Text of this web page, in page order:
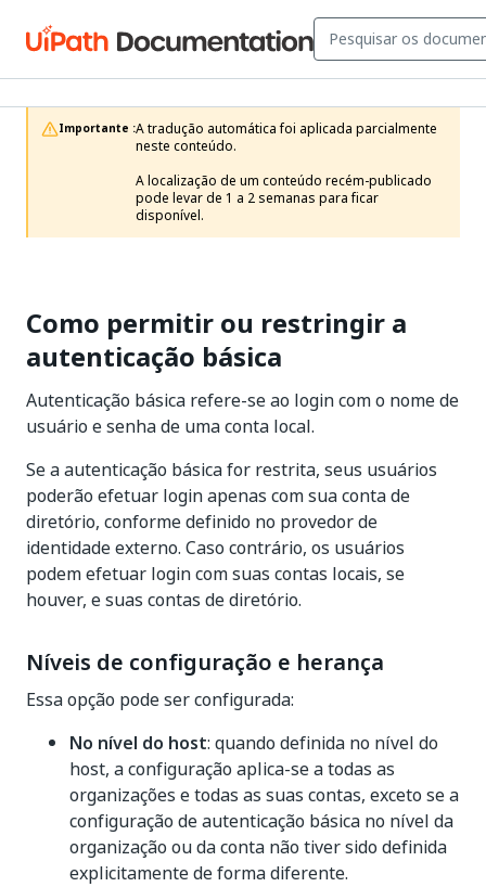
Importante :A tradução automática foi aplicada parcialmente
neste conteúdo.
A localização de um conteúdo recém-publicado
pode levar de 1 a 2 semanas para ficar
disponível.
Como permitir ou restringir a
autenticação básica
Autenticação básica refere-se ao login com o nome de
usuário e senha de uma conta local.
Se a autenticação básica for restrita, seus usuários
poderão efetuar login apenas com sua conta de
diretório, conforme definido no provedor de
identidade externo. Caso contrário, os usuários
podem efetuar login com suas contas locais, se
houver, e suas contas de diretório.
Níveis de configuração e herança
Essa opção pode ser configurada:
No nível do host: quando definida no nível do
host, a configuração aplica-se a todas as
organizações e todas as suas contas, exceto se a
configuração de autenticação básica no nível da
organização ou da conta não tiver sido definida
explicitamente de forma diferente.